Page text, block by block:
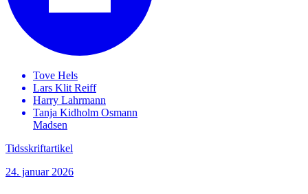
Tove Hels
Lars Klit Reiff
Harry Lahrmann
Tanja Kidholm Osmann
Madsen
Tidsskriftartikel
24. januar 2026